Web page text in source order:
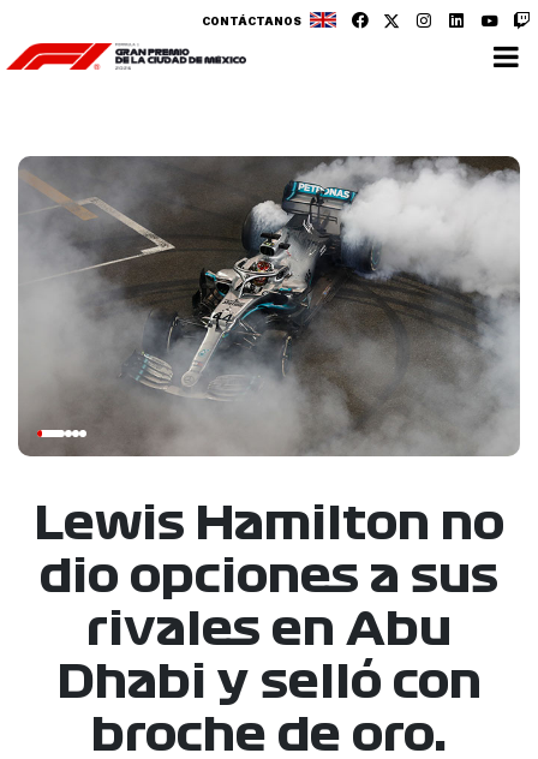
CONTÁCTANOS
Lewis Hamilton no
dio opciones a sus
rivales en Abu
Dhabi y selló con
broche de oro.